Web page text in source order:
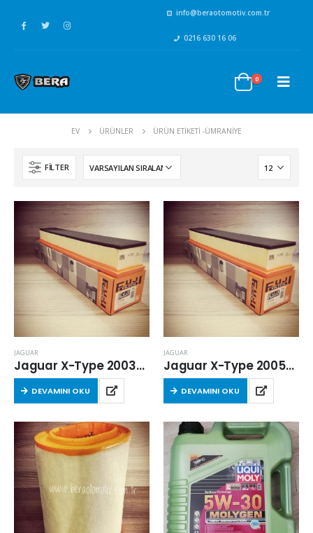
info@beraotomotiv.com.tr
0216 630 16 06
0
EV ÜRÜNLER ÜRÜN ETIKETI -ÜMRANIYE
FILTER
JAGUAR
Jaguar X-Type 2003-2009 Arası 2.0 Dizel Hava Filtresi
DEVAMINI OKU
JAGUAR
Jaguar X-Type 2005-2009 Arası 2.2 Dizel Hava Filtresi
DEVAMINI OKU